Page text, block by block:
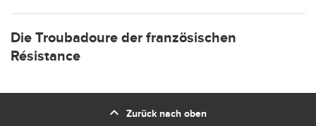
Die Troubadoure der französischen
Résistance
expand_less Zurück nach oben